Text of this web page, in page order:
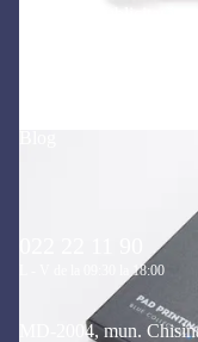
L - V de la 09:30 la 18:00
MD-2004, mun.